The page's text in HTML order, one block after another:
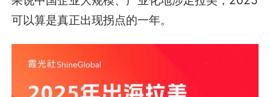
可以算是真正出现拐点的一年。